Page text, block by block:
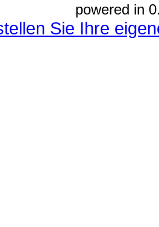
powered in
Sie Ihre